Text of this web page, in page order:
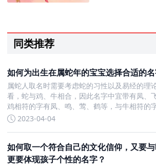
同类推荐
如何为出生在属蛇年的宝宝选择合适的名
属蛇人取名时需要考虑蛇的习性以及易经的理
看，蛇与鸡、牛相合，因此名字中宜带有凤、
鸡相符的字有凤、鸣、莺、鹤等，与牛相符的
同时，属蛇的人宜用蛇形字为名，比如远、辽
2023-04-04
如何取一个符合自己的文化信仰，又要
更要体现孩子个性的名字？